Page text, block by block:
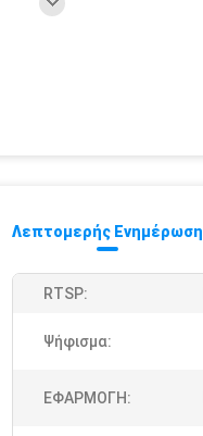
Λεπτομερής Ενημέρωση
RTSP:
Ψήφισμα:
ΕΦΑΡΜΟΓΗ: